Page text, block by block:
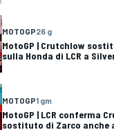
MOTOGP26 g
MotoGP | Crutchlow
sulla Honda di LCR a
MOTOGP1 gm
MotoGP | LCR conferma
sostituto di Zarco anche